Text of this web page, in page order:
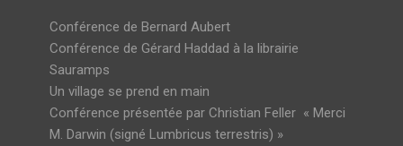
Conférence de Bernard Aubert
Conférence de Gérard Haddad à la librairie
Sauramps
Un village se prend en main
Conférence présentée par Christian Feller « Merci
M. Darwin (signé Lumbricus terrestris) »